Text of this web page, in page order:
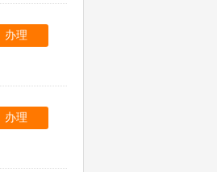
办理
办理